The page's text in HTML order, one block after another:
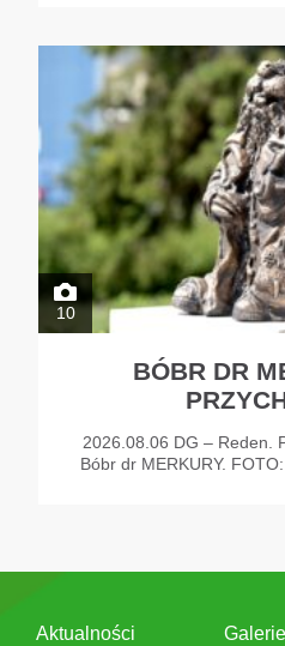
10
BÓBR DR
2026.08.06 DG – Reden.
Bóbr dr MERKURY.
Aktualności
Galerie